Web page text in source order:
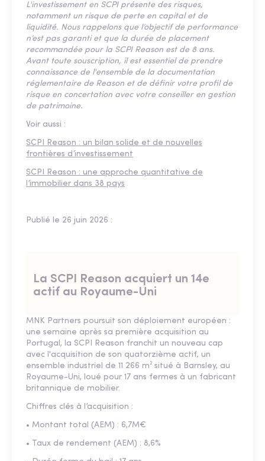
L'investissement en SCPI présente des risques,
notamment un risque de perte en capital et de
liquidité. Nous rappelons que l’objectif de performance
n’est pas garanti et que la durée de placement
recommandée pour la SCPI Reason est de 8 ans.
Avant toute souscription, il est essentiel de prendre
connaissance de l'ensemble de la documentation
réglementaire de Reason et de définir votre profil de
risque en concertation avec votre conseiller en gestion
de patrimoine.
Voir aussi :
SCPI Reason : un bilan solide et de nouvelles
frontières d’investissement
SCPI Reason : une approche quantitative de
l’immobilier dans 38 pays
Publié le 26 juin 2026 :
La SCPI Reason acquiert un 14e
actif au Royaume-Uni
MNK Partners poursuit son déploiement européen :
une semaine après sa première acquisition au
Portugal, la SCPI Reason franchit un nouveau cap
avec l'acquisition de son quatorzième actif, un
ensemble industriel de 11 266 m² situé à Barnsley, au
Royaume-Uni, loué pour 17 ans fermes à un fabricant
britannique de mobilier.
Chiffres clés à l’acquisition :
• Montant total (AEM) : 6,7M€
• Taux de rendement (AEM) : 8,6%